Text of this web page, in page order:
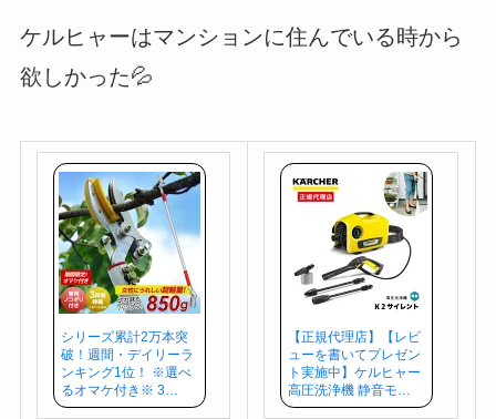
ケルヒャーはマンションに住んでいる時から
欲しかった💦
シリーズ累計2万本突
破！週間・デイリーラ
ンキング1位！ ※選べ
るオマケ付き※ 3…
【正規代理店】【レビ
ューを書いてプレゼン
ト実施中】ケルヒャー
高圧洗浄機 静音モ…